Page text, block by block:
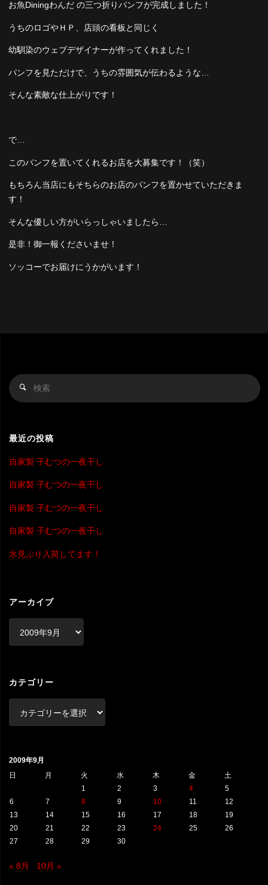
お魚Diningわんだ の三つ折りパンフが完成しました！
うちのロゴやＨＰ、店頭の看板と同じく
幼馴染のウェブデザイナーが作ってくれました！
パンフを見ただけで、うちの雰囲気が伝わるような…
そんな素敵な仕上がりです！
で…
このパンフを置いてくれるお店を大募集です！（笑）
もちろん当店にもそちらのお店のパンフを置かせていただきま
す！
そんな優しい方がいらっしゃいましたら…
是非！御一報くださいませ！
ソッコーでお届けにうかがいます！
索
検
最近の投稿
自家製 子むつの一夜干し
自家製 子むつの一夜干し
自家製 子むつの一夜干し
自家製 子むつの一夜干し
氷見ぶり入荷してます！
アーカイブ
ブ
カテゴリー
ー
2009年9月
日
月 火 水 木 金
土
1
2 3 4
5
6
7 8 9 10 11
12
13
14 15 16 17 18
19
20
21 22 23 24 25
26
27
28 29 30
« 8月 10月 »